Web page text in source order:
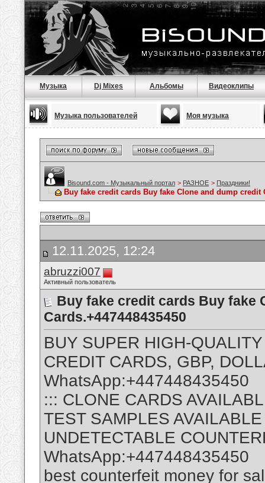
Музыка Dj Mixes Альбомы Видеоклипы
Музыка пользователей Моя музыка
Bisound.com - Музыкальный портал > РАЗНОЕ > Праздники!
Buy fake credit cards Buy fake Clone and dump credit
12.11.2025, 12:24
abruzzi007
Активный пользователь
Buy fake credit cards Buy fake
Cards.+447448435450
BUY SUPER HIGH-
CREDIT CARDS, GBP,
WhatsApp:+447448435450
::: CLONE CARDS
TEST SAMPLES
UNDETECTABLE
WhatsApp:+447448435450
best counterfeit money for